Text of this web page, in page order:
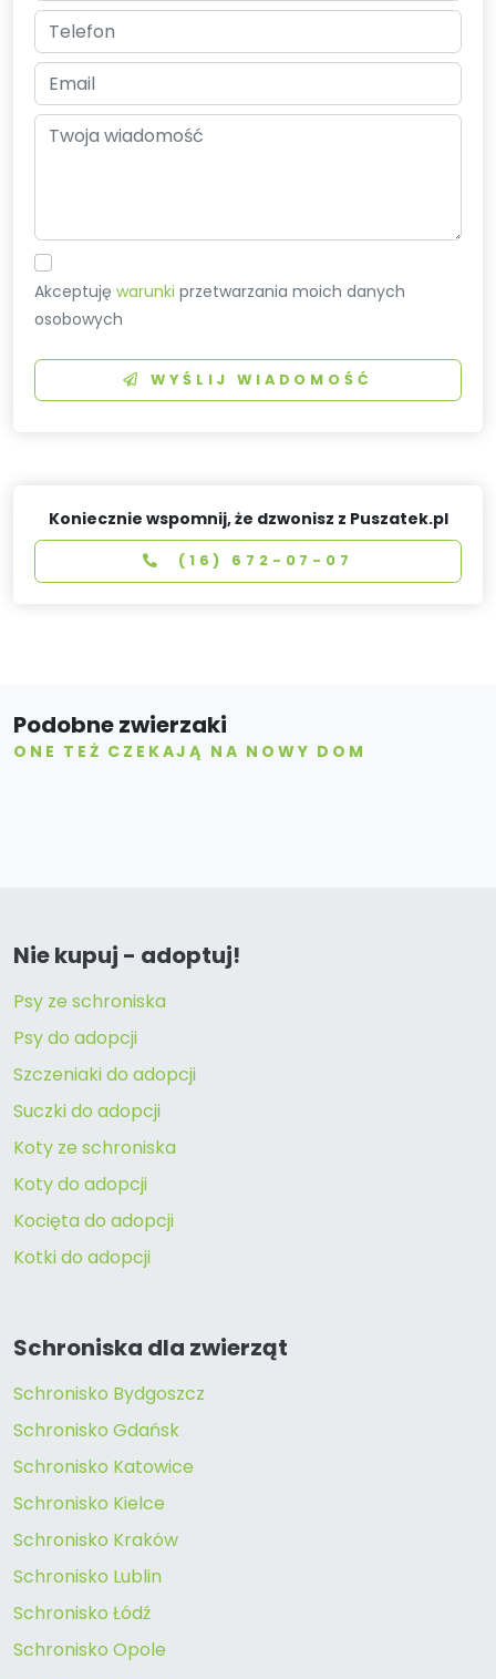
Akceptujęwarunki przetwarzania moich danych
osobowych
WYŚLIJ WIADOMOŚĆ
Koniecznie wspomnij, że dzwonisz z Puszatek.pl
(16) 672-07-07
Podobne zwierzaki
ONE TEŻ CZEKAJĄ NA NOWY DOM
Nie kupuj - adoptuj!
Psy ze schroniska
Psy do adopcji
Szczeniaki do adopcji
Suczki do adopcji
Koty ze schroniska
Koty do adopcji
Kocięta do adopcji
Kotki do adopcji
Schroniska dla zwierząt
Schronisko Bydgoszcz
Schronisko Gdańsk
Schronisko Katowice
Schronisko Kielce
Schronisko Kraków
Schronisko Lublin
Schronisko Łódź
Schronisko Opole